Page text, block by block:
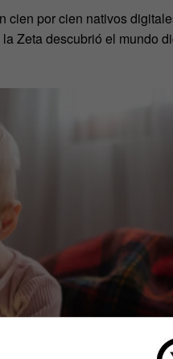
cien por cien nativos
Zeta descubrió el mundo